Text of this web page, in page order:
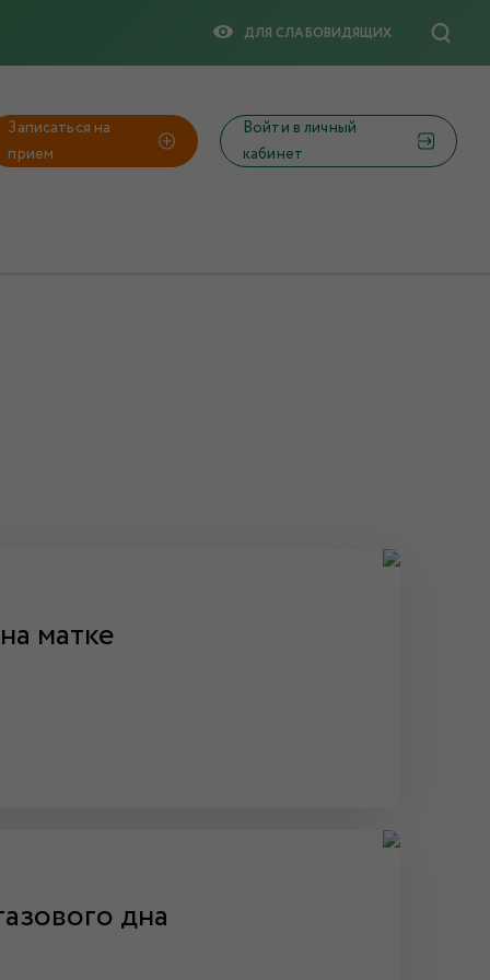
ДЛЯ СЛАБОВИДЯЩИX
Записаться на
прием
Войти в личный
кабинет
матке
дна